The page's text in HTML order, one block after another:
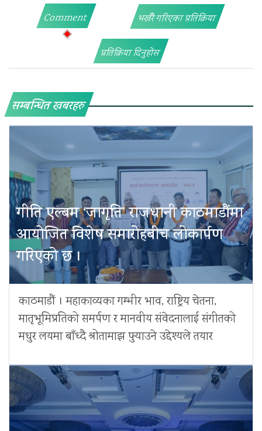
Comment भर्खरै गरिएका प्रतिक्रिया
प्रतिक्रिया दिनुहोस
सम्बन्धित खबरहरु
गीति एल्बम ‘जागृति’ राजधानी काठमाडौंमा
आयोजित विशेष समारोहबीच लोकार्पण
गरिएको छ ।
काठमाडौं । महाकाव्यका गम्भीर भाव, राष्ट्रिय चेतना,
मातृभूमिप्रतिको समर्पण र मानवीय संवेदनालाई संगीतको
मधुर लयमा बाँध्दै श्रोतामाझ पुर्‍याउने उद्देश्यले तयार